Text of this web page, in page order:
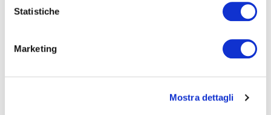
Statistiche
Marketing
Mostra dettagli